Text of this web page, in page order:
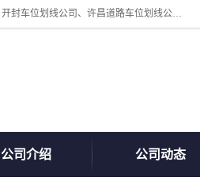
周口中为交通设施工程有限公司是一家洛阳道路划线公司、郑州道路划线公司、平顶山道路车位划线公司、开封车位划线公司、许昌道路车位划线公司、漯河道路车位划线公司，公司始终坚持“诚信、匠心、专注”的宗旨；我们的经营理念是：的服务。
公司介绍 公司动态